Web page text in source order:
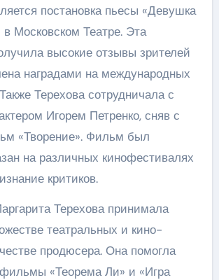
постановка пьесы «Девушка
в Московском Театре. Эта
высокие отзывы зрителей
наградами на международных
Терехова сотрудничала с
Игорем Петренко, сняв с
«Творение». Фильм был
на различных кинофестивалях
критиков.
Терехова принимала
театральных и кино-
продюсера. Она помогла
«Теорема Ли» и «Игра